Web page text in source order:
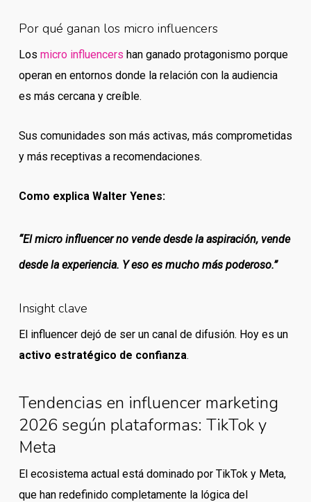
Por qué ganan los micro influencers
Los micro influencers han ganado protagonismo porque
operan en entornos donde la relación con la audiencia
es más cercana y creíble.
Sus comunidades son más activas, más comprometidas
y más receptivas a recomendaciones.
Como explica Walter Yenes:
“El micro influencer no vende desde la aspiración, vende
desde la experiencia. Y eso es mucho más poderoso.”
Insight clave
El influencer dejó de ser un canal de difusión. Hoy es un
activo estratégico de confianza.
Tendencias en influencer marketing
2026 según plataformas: TikTok y
Meta
El ecosistema actual está dominado por TikTok y Meta,
que han redefinido completamente la lógica del